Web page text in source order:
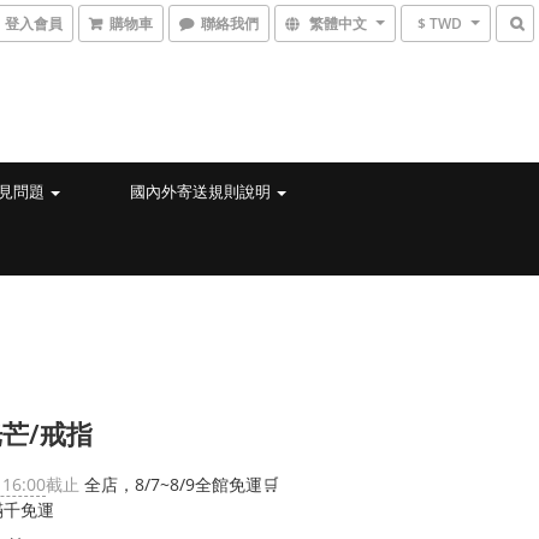
登入會員 購物車 聯絡我們 繁體中文 $ TWD
問題 國內外寄送規則說明
/戒指
截止 全店，8/7~8/9全館免運🛒
免運